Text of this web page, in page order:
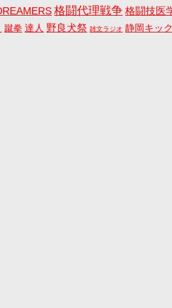
格闘代理戦争 格闘技医
蹴拳 達人 野良犬祭 雑文ラジオ 静岡キック